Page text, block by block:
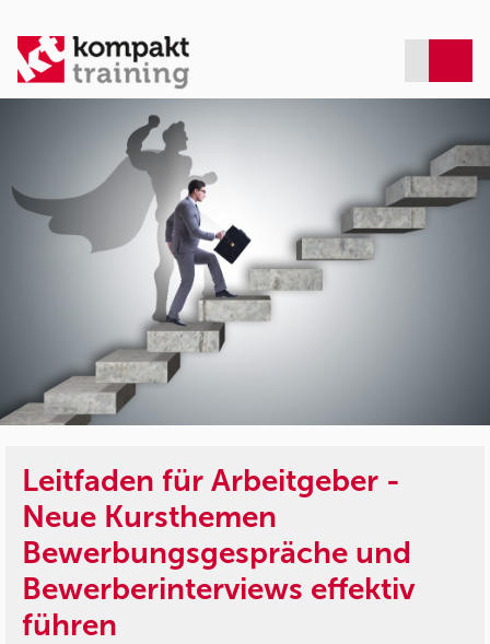
Leitfaden für Arbeitgeber -
Neue Kursthemen
Bewerbungsgespräche und
Bewerberinterviews effektiv
führen